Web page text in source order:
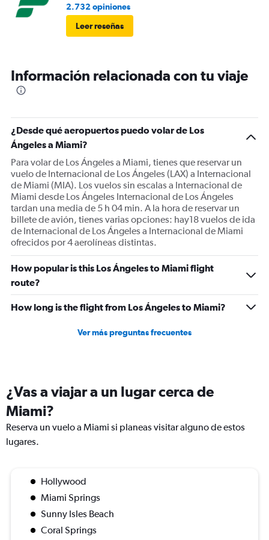
2.732 opiniones
Leer reseñas
Información relacionada con tu viaje
¿Desde qué aeropuertos puedo volar de Los
Ángeles a Miami?
Para volar de Los Ángeles a Miami, tienes que reservar un
vuelo de Internacional de Los Ángeles (LAX) a Internacional
de Miami (MIA). Los vuelos sin escalas a Internacional de
Miami desde Los Ángeles Internacional de Los Ángeles
tardan una media de 5 h 04 min. A la hora de reservar un
billete de avión, tienes varias opciones: hay18 vuelos de ida
de Internacional de Los Ángeles a Internacional de Miami
ofrecidos por 4 aerolíneas distintas.
How popular is this Los Ángeles to Miami flight
route?
How long is the flight from Los Ángeles to Miami?
Ver más preguntas frecuentes
¿Vas a viajar a un lugar cerca de
Miami?
Reserva un vuelo a Miami si planeas visitar alguno de estos
lugares.
Hollywood
Miami Springs
Sunny Isles Beach
Coral Springs